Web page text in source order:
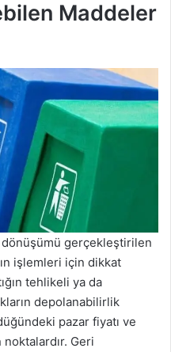
Maddeler
dönüşümü gerçekleştirilen
işlemleri için dikkat
tehlikeli ya da
depolanabilirlik
pazar fiyatı ve
Geri